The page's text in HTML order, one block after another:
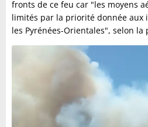
fronts de ce feu car "les moyens
limités par la priorité donnée aux
les Pyrénées-Orientales", selon la